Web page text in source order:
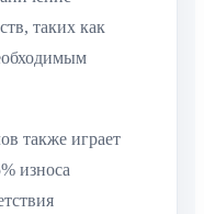
таких как
также играет
износа